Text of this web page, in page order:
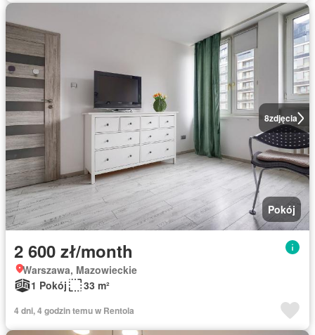
8zdjęcia
Pokój
2 600 zł/month
Warszawa, Mazowieckie
1 Pokój
33 m²
4 dni, 4 godzin temu w Rentola